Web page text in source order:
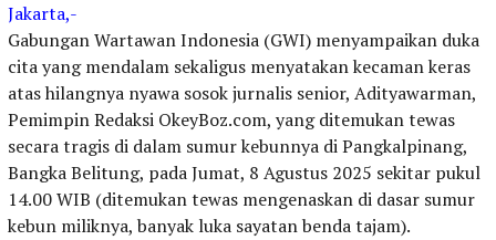
Jakarta,-
Gabungan Wartawan Indonesia (GWI) menyampaikan duka
cita yang mendalam sekaligus menyatakan kecaman keras
atas hilangnya nyawa sosok jurnalis senior, Adityawarman,
Pemimpin Redaksi OkeyBoz.com, yang ditemukan tewas
secara tragis di dalam sumur kebunnya di Pangkalpinang,
Bangka Belitung, pada Jumat, 8 Agustus 2025 sekitar pukul
14.00 WIB (ditemukan tewas mengenaskan di dasar sumur
kebun miliknya, banyak luka sayatan benda tajam).